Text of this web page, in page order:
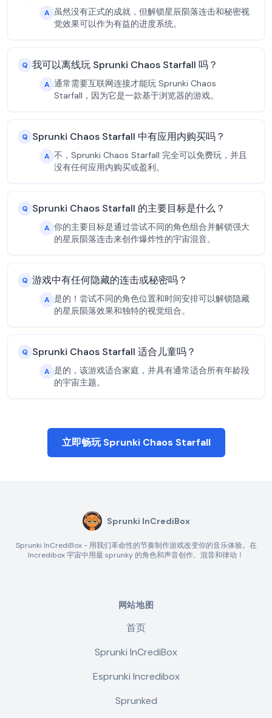
A 虽然没有正式的成就，但解锁星辰陨落连击和秘密视
觉效果可以作为有益的进度系统。
Q 我可以离线玩 Sprunki Chaos Starfall 吗？
A 通常需要互联网连接才能玩 Sprunki Chaos
Starfall，因为它是一款基于浏览器的游戏。
Q Sprunki Chaos Starfall 中有应用内购买吗？
A 不，Sprunki Chaos Starfall 完全可以免费玩，并且
没有任何应用内购买或盈利。
Q Sprunki Chaos Starfall 的主要目标是什么？
A 你的主要目标是通过尝试不同的角色组合并解锁强大
的星辰陨落连击来创作爆炸性的宇宙混音。
Q 游戏中有任何隐藏的连击或秘密吗？
A 是的！尝试不同的角色位置和时间安排可以解锁隐藏
的星辰陨落效果和独特的视觉组合。
Q Sprunki Chaos Starfall 适合儿童吗？
A 是的，该游戏适合家庭，并具有通常适合所有年龄段
的宇宙主题。
立即畅玩 Sprunki Chaos Starfall
Sprunki InCrediBox
Sprunki InCrediBox - 用我们革命性的节奏制作游戏改变你的音乐体验。在
Incredibox 宇宙中用最 sprunky 的角色和声音创作、混音和律动！
网站地图
首页
Sprunki InCrediBox
Esprunki Incredibox
Sprunked